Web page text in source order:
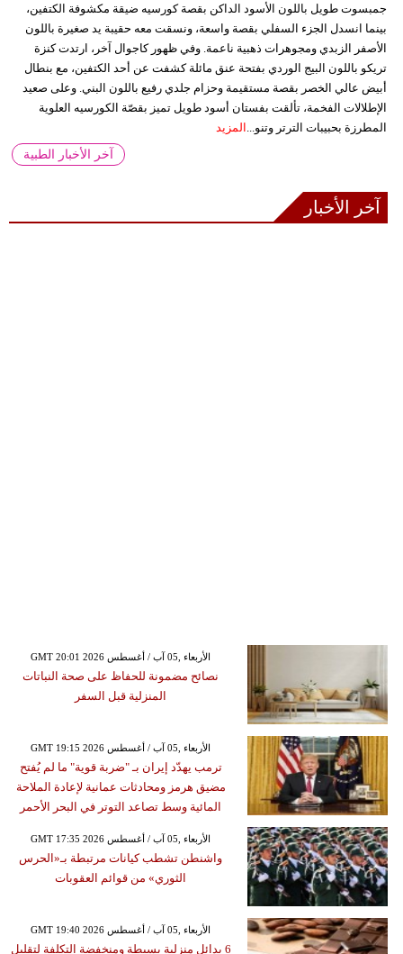
جمبسوت طويل باللون الأسود الداكن بقصة كورسيه ضيقة مكشوفة الكتفين،
بينما انسدل الجزء السفلي بقصة واسعة، ونسقت معه حقيبة يد صغيرة باللون
الأصفر الزبدي ومجوهرات ذهبية ناعمة. وفي ظهور كاجوال آخر، ارتدت كنزة
تريكو باللون البيج الوردي بفتحة عنق مائلة كشفت عن أحد الكتفين، مع بنطال
أبيض عالي الخصر بقصة مستقيمة وحزام جلدي رفيع باللون البني. وعلى صعيد
الإطلالات الفخمة، تألقت بفستان أسود طويل تميز بقصّة الكورسيه العلوية
المطرزة بحبيبات الترتر وتنو...
المزيد
آخر الأخبار الطبية
آخر الأخبار
GMT 20:01 2026 الأربعاء ,05 آب / أغسطس
نصائح مضمونة للحفاظ على صحة النباتات
المنزلية قبل السفر
GMT 19:15 2026 الأربعاء ,05 آب / أغسطس
ترمب يهدّد إيران بـ "ضربة قوية" ما لم يُفتح
مضيق هرمز ومحادثات عمانية لإعادة الملاحة
المائية وسط تصاعد التوتر في البحر الأحمر
GMT 17:35 2026 الأربعاء ,05 آب / أغسطس
واشنطن تشطب كيانات مرتبطة بـ«الحرس
الثوري» من قوائم العقوبات
GMT 19:40 2026 الأربعاء ,05 آب / أغسطس
6 بدائل منزلية بسيطة ومنخفضة التكلفة لتقليل